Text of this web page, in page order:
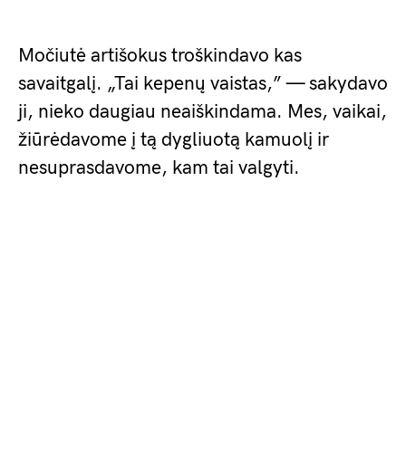
Močiutė artišokus troškindavo kas
savaitgalį. „Tai kepenų vaistas,” — sakydavo
ji, nieko daugiau neaiškindama. Mes, vaikai,
žiūrėdavome į tą dygliuotą kamuolį ir
nesuprasdavome, kam tai valgyti.